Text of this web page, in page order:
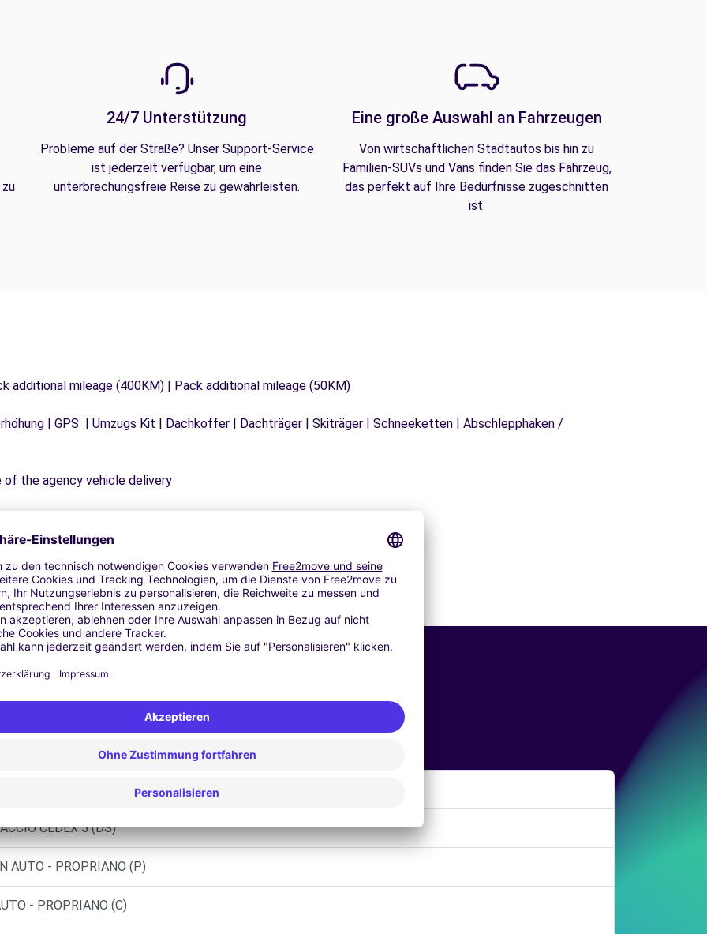
24/7 Unterstützung
Probleme auf der Straße? Unser Support-Service
ist jederzeit verfügbar, um eine
unterbrechungsfreie Reise zu gewährleisten.
Eine große Auswahl an Fahrzeugen
Von wirtschaftlichen Stadtautos bis hin zu
Familien-SUVs und Vans finden Sie das Fahrzeug,
das perfekt auf Ihre Bedürfnisse zugeschnitten
ist.
additional mileage (400KM) | Pack additional mileage (50KM)
| GPS | Umzugs Kit | Dachkoffer | Dachträger | Skiträger | Schneeketten | Abschlepphaken /
the agency vehicle delivery
Ähnliche Agenturen
S.A - AJACCIO CEDEX 5 (C)
CEDEX 5 (DS)
AUTO - PROPRIANO (P)
- PROPRIANO (C)